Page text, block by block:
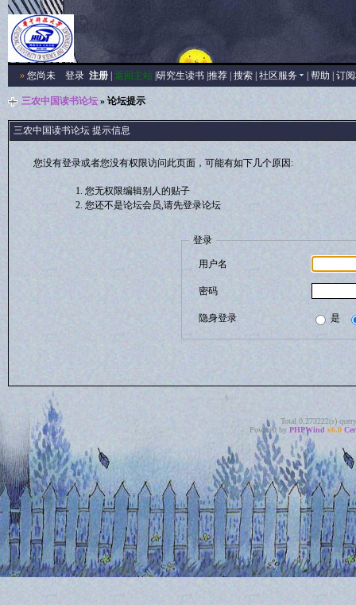
»您尚未 登录 注册| 返回主站| 研究生读书| 推荐| 搜索| 社区服务 帮助 订
三农中国读书论坛» 论坛提示
三农中国读书论坛 提示信息
您没有登录或者您没有权限访问此页面，可能有如下几个原因:
您无权限编辑别人的贴子
您还不是论坛会员,请先登录论坛
登录
用户名
密码
隐身登录 是
Total 0.273222(s)
Powered by PHPWind v6.0